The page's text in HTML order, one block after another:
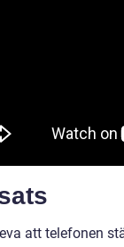
att telefonen